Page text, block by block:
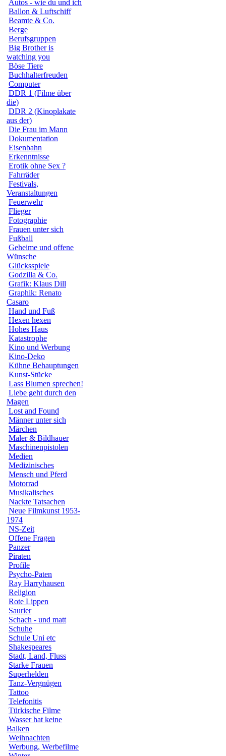
Autos - wie du und ich
Ballon & Luftschiff
Beamte & Co.
Berge
Berufsgruppen
Big Brother is
watching you
Böse Tiere
Buchhalterfreuden
Computer
DDR 1 (Filme über
die)
DDR 2 (Kinoplakate
aus der)
Die Frau im Mann
Dokumentation
Eisenbahn
Erkenntnisse
Erotik ohne Sex ?
Fahrräder
Festivals,
Veranstaltungen
Feuerwehr
Flieger
Fotographie
Frauen unter sich
Fußball
Geheime und offene
Wünsche
Glücksspiele
Godzilla & Co.
Grafik: Klaus Dill
Graphik: Renato
Casaro
Hand und Fuß
Hexen hexen
Hohes Haus
Katastrophe
Kino und Werbung
Kino-Deko
Kühne Behauptungen
Kunst-Stücke
Lass Blumen sprechen!
Liebe geht durch den
Magen
Lost and Found
Männer unter sich
Märchen
Maler & Bildhauer
Maschinenpistolen
Medien
Medizinisches
Mensch und Pferd
Motorrad
Musikalisches
Nackte Tatsachen
Neue Filmkunst 1953-
1974
NS-Zeit
Offene Fragen
Panzer
Piraten
Profile
Psycho-Paten
Ray Harryhausen
Religion
Rote Lippen
Saurier
Schach - und matt
Schuhe
Schule Uni etc
Shakespeares
Stadt, Land, Fluss
Starke Frauen
Superhelden
Tanz-Vergnügen
Tattoo
Telefonitis
Türkische Filme
Wasser hat keine
Balken
Weihnachten
Werbung, Werbefilme